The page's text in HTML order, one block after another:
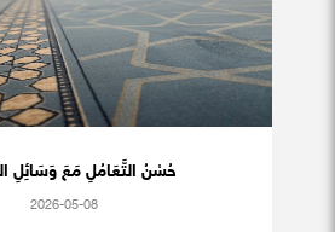
حُسْنُ التَّعَامُلِ مَعَ وَسَائِلِ
2026-05-08